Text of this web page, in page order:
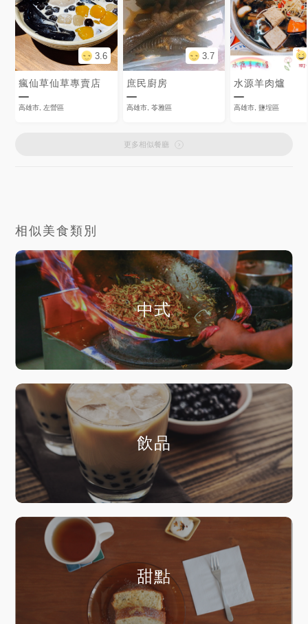
3.6
瘋仙草仙草專賣店
高雄市, 左營區
3.7
庶民廚房
高雄市, 苓雅區
水源羊肉爐
高雄市, 鹽埕區
更多相似餐廳
相似美食類別
中式
飲品
甜點